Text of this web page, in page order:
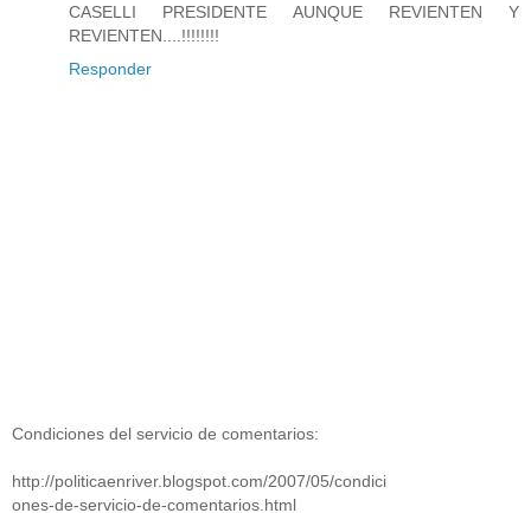
CASELLI PRESIDENTE AUNQUE REVIENTEN Y
REVIENTEN....!!!!!!!!
Responder
Condiciones del servicio de comentarios:
http://politicaenriver.blogspot.com/2007/05/condici
ones-de-servicio-de-comentarios.html